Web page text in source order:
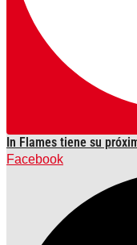
In Flames tiene su
Facebook